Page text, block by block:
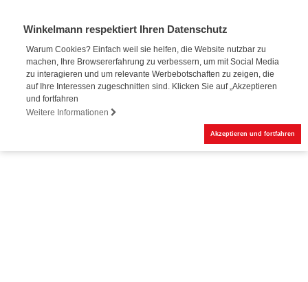
Winkelmann respektiert Ihren Datenschutz
Warum Cookies? Einfach weil sie helfen, die Website nutzbar zu
machen, Ihre Browsererfahrung zu verbessern, um mit Social Media
zu interagieren und um relevante Werbebotschaften zu zeigen, die
auf Ihre Interessen zugeschnitten sind. Klicken Sie auf „Akzeptieren
und fortfahren
Weitere Informationen
Akzeptieren und fortfahren